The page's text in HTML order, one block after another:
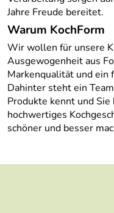
Jahre Freude bereitet.
Warum KochForm
Wir wollen für unsere
Ausgewogenheit aus
Markenqualität und ein
Dahinter steht ein
Produkte kennt und
hochwertiges
schöner und besser